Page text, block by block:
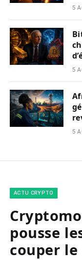
5
5
5
ACTU CRYPTO
pousse
couper le